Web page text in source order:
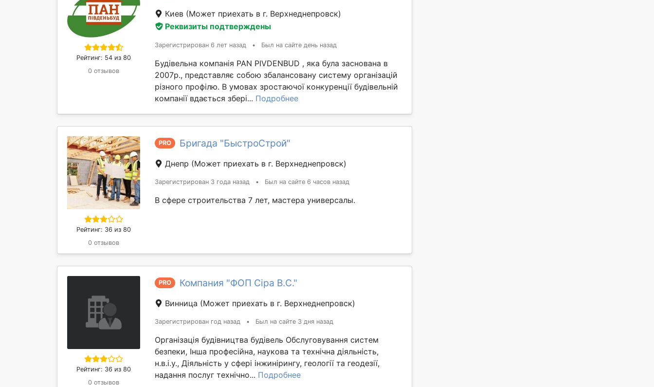
Рейтинг: 54 из 80
0 отзывов
Киев (Может приехать в г. Верхнеднепровск)
Реквизиты подтверждены
Зарегистрирован 6 лет назад • Был на сайте день назад
Будівельна компанія PAN PIVDENBUD , яка була заснована в
2007р., представляє собою збалансовану систему організацій
різного профілю. В умовах зростаючої конкуренції будівельній
компанії вдається збері... Подробнее
Рейтинг: 36 из 80
0 отзывов
PRO Бригада "БыстроСтрой"
Днепр (Может приехать в г. Верхнеднепровск)
Зарегистрирован 3 года назад • Был на сайте 6 часов назад
В сфере строительства 7 лет, мастера универсалы.
Рейтинг: 36 из 80
0 отзывов
PRO Компания "ФОП Сіра В.С."
Винница (Может приехать в г. Верхнеднепровск)
Зарегистрирован год назад • Был на сайте 3 дня назад
Організація будівництва будівель Обслуговування систем
безпеки, Інша професійна, наукова та технічна діяльність,
н.в.і.у., Діяльність у сфері інжинірингу, геології та геодезії,
надання послуг технічно... Подробнее